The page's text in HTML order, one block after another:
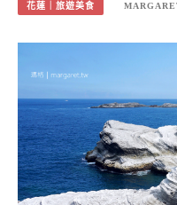
花蓮｜旅遊美食